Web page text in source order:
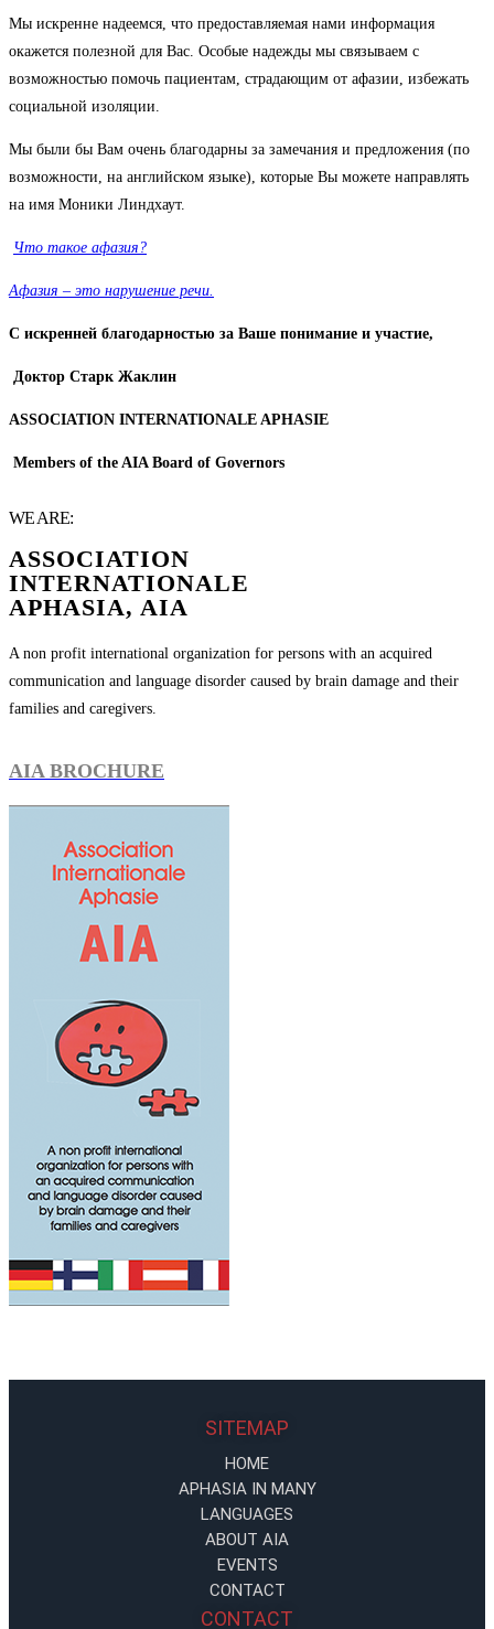
Мы искренне надеемся, что предоставляемая нами информация
окажется полезной для Вас. Особые надежды мы связываем с
возможностью помочь пациентам, страдающим от афазии, избежать
социальной изоляции.
Мы были бы Вам очень благодарны за замечания и предложения (по
возможности, на английском языке), которые Вы можете направлять
на имя Моники Линдхаут.
Что такое афазия?
Афазия – это нарушение речи.
С искренней благодарностью за Ваше понимание и участие,
Доктор Старк Жаклин
ASSOCIATION INTERNATIONALE APHASIE
Members of the AIA Board of Governors
WE ARE:
ASSOCIATION
INTERNATIONALE
APHASIA, AIA
A non profit international organization for persons with an acquired
communication and language disorder caused by brain damage and their
families and caregivers.
AIA BROCHURE
SITEMAP
HOME
APHASIA IN MANY
LANGUAGES
ABOUT AIA
EVENTS
CONTACT
CONTACT